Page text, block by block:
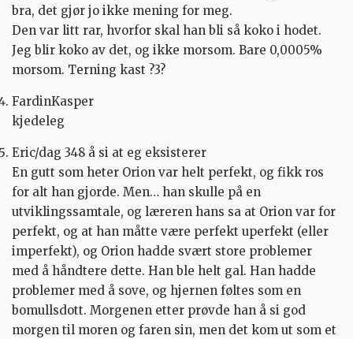
bra, det gjør jo ikke mening for meg.
Den var litt rar, hvorfor skal han bli så koko i hodet.
Jeg blir koko av det, og ikke morsom. Bare 0,0005%
morsom. Terning kast ?3?
FardinKasper
kjedeleg
Eric/dag 348 å si at eg eksisterer
En gutt som heter Orion var helt perfekt, og fikk ros
for alt han gjorde. Men… han skulle på en
utviklingssamtale, og læreren hans sa at Orion var for
perfekt, og at han måtte være perfekt uperfekt (eller
imperfekt), og Orion hadde svært store problemer
med å håndtere dette. Han ble helt gal. Han hadde
problemer med å sove, og hjernen føltes som en
bomullsdott. Morgenen etter prøvde han å si god
morgen til moren og faren sin, men det kom ut som et